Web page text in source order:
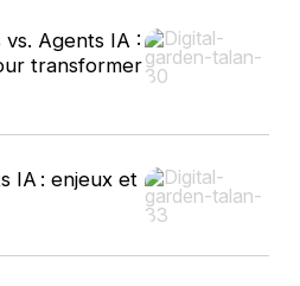
vs. Agents IA :
transformer
IA : enjeux et